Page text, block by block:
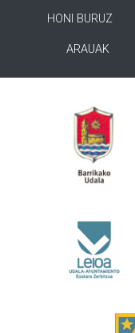
HONI BURUZ
ARAUAK